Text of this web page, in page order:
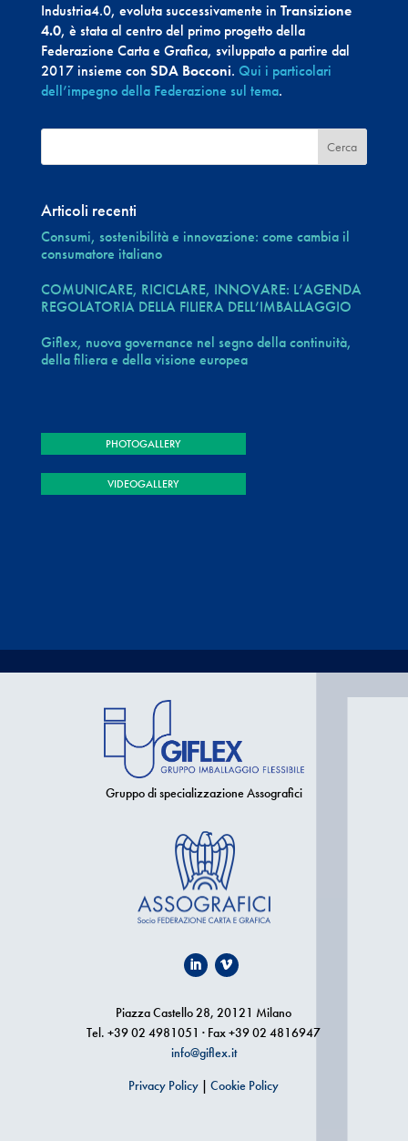
Industria4.0, evoluta successivamente in Transizione
4.0, è stata al centro del primo progetto della
Federazione Carta e Grafica, sviluppato a partire dal
2017 insieme con SDA Bocconi. Qui i particolari
dell’impegno della Federazione sul tema.
Articoli recenti
Consumi, sostenibilità e innovazione: come cambia il
consumatore italiano
COMUNICARE, RICICLARE, INNOVARE: L’AGENDA
REGOLATORIA DELLA FILIERA DELL’IMBALLAGGIO
Giflex, nuova governance nel segno della continuità,
della filiera e della visione europea
PHOTOGALLERY
VIDEOGALLERY
Gruppo di specializzazione Assografici
Piazza Castello 28, 20121 Milano
Tel. +39 02 4981051 · Fax +39 02 4816947
info@giflex.it
Privacy Policy |Cookie Policy